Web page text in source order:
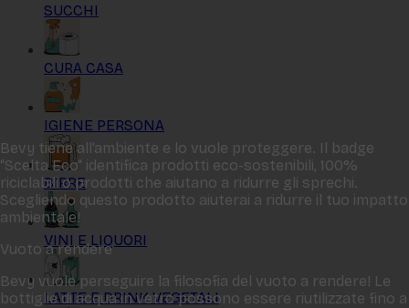
SUCCHI
CURA CASA
IGIENE PERSONA
BIRRE
VINI E LIQUORI
LATTE E DRINK VEGETALI
Bevy tiene all‘ambiente e lo vuole proteggere. Il badge
“Scelta Eco“ identifica prodotti eco-sostenibili, 100%
riciclabili o prodotti che aiutano a ridurre gli sprechi.
Scegliendo questo prodotto aiuterai a ridurre il tuo impatto
ambientale!
Vuoto a rendere
Bevy vuole perseguire la filosofia del vuoto a rendere! Le
bottiglie di acqua in vetro possono essere riutilizzate fino a